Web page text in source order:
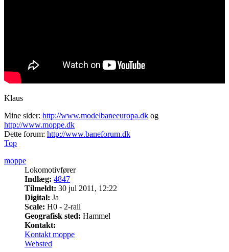
Klaus
Mine sider: http://www.modelbaneeuropa.dk og
http://www.moppe.dk
Dette forum: http://www.baneforum.dk
Top
moppe
Lokomotivfører
Indlæg: 4847
Tilmeldt: 30 jul 2011, 12:22
Digital: Ja
Scale: H0 - 2-rail
Geografisk sted: Hammel
Kontakt:
Kontakt moppe
Websted